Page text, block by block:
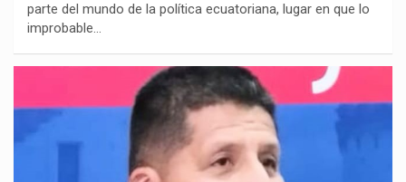
parte del mundo de la política ecuatoriana, lugar en que lo
improbable…